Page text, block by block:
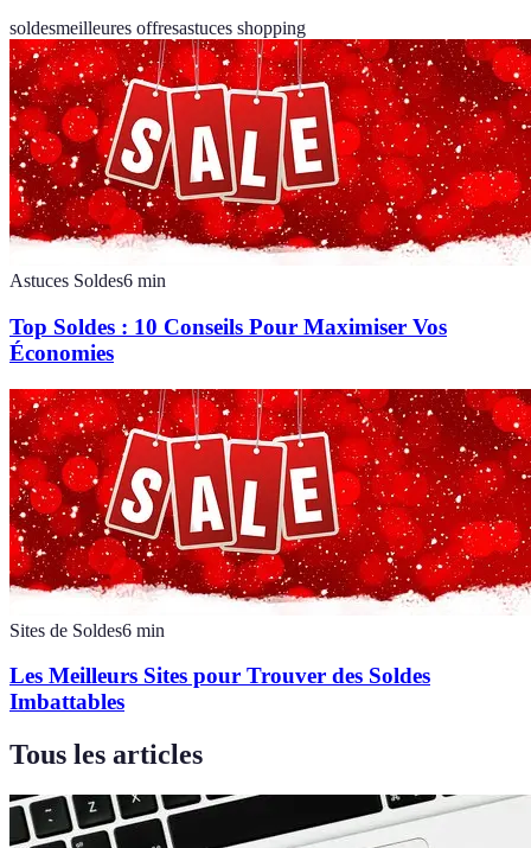
soldesmeilleures offresastuces shopping
Astuces Soldes6 min
Top Soldes : 10 Conseils Pour Maximiser Vos
Économies
Sites de Soldes6 min
Les Meilleurs Sites pour Trouver des Soldes
Imbattables
Tous les articles